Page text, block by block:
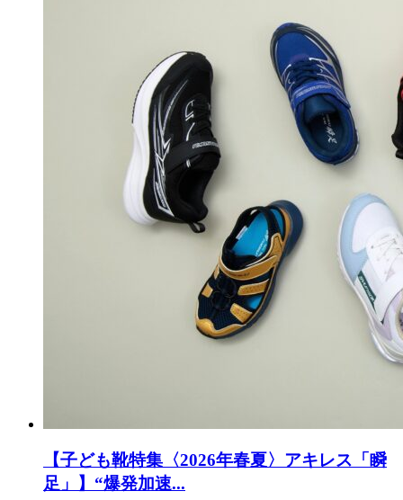
【子ども靴特集〈2026年春夏〉アキレス「瞬
足」】“爆発加速...